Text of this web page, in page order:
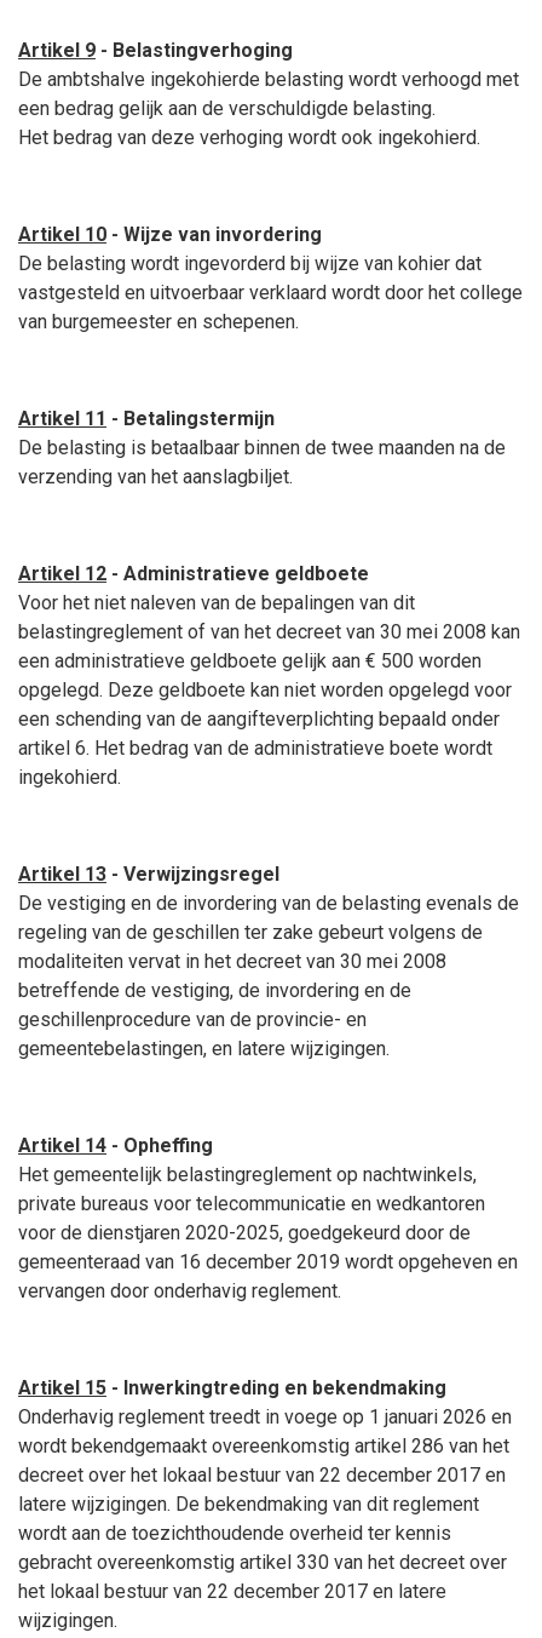
Artikel 9 - Belastingverhoging
De ambtshalve ingekohierde belasting wordt verhoogd met
een bedrag gelijk aan de verschuldigde belasting.
Het bedrag van deze verhoging wordt ook ingekohierd.
Artikel 10 - Wijze van invordering
De belasting wordt ingevorderd bij wijze van kohier dat
vastgesteld en uitvoerbaar verklaard wordt door het college
van burgemeester en schepenen.
Artikel 11 - Betalingstermijn
De belasting is betaalbaar binnen de twee maanden na de
verzending van het aanslagbiljet.
Artikel 12 - Administratieve geldboete
Voor het niet naleven van de bepalingen van dit
belastingreglement of van het decreet van 30 mei 2008 kan
een administratieve geldboete gelijk aan € 500 worden
opgelegd. Deze geldboete kan niet worden opgelegd voor
een schending van de aangifteverplichting bepaald onder
artikel 6. Het bedrag van de administratieve boete wordt
ingekohierd.
Artikel 13 - Verwijzingsregel
De vestiging en de invordering van de belasting evenals de
regeling van de geschillen ter zake gebeurt volgens de
modaliteiten vervat in het decreet van 30 mei 2008
betreffende de vestiging, de invordering en de
geschillenprocedure van de provincie- en
gemeentebelastingen, en latere wijzigingen.
Artikel 14 - Opheffing
Het gemeentelijk belastingreglement op nachtwinkels,
private bureaus voor telecommunicatie en wedkantoren
voor de dienstjaren 2020-2025, goedgekeurd door de
gemeenteraad van 16 december 2019 wordt opgeheven en
vervangen door onderhavig reglement.
Artikel 15 - Inwerkingtreding en bekendmaking
Onderhavig reglement treedt in voege op 1 januari 2026 en
wordt bekendgemaakt overeenkomstig artikel 286 van het
decreet over het lokaal bestuur van 22 december 2017 en
latere wijzigingen. De bekendmaking van dit reglement
wordt aan de toezichthoudende overheid ter kennis
gebracht overeenkomstig artikel 330 van het decreet over
het lokaal bestuur van 22 december 2017 en latere
wijzigingen.